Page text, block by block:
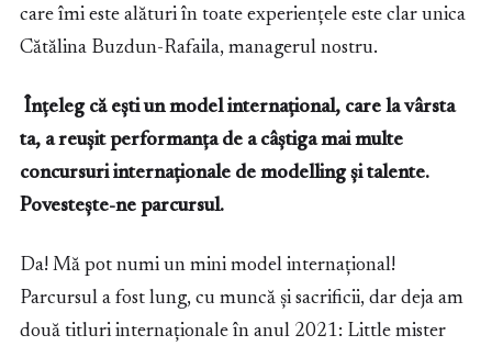
care îmi este alături în toate experiențele este clar unica
Cătălina Buzdun-Rafaila, managerul nostru.
Înțeleg că ești un model internațional, care la vârsta
ta, a reușit performanța de a câștiga mai multe
concursuri internaționale de modelling și talente.
Povestește-ne parcursul.
Da! Mă pot numi un mini model internațional!
Parcursul a fost lung, cu muncă și sacrificii, dar deja am
două titluri internaționale în anul 2021: Little mister